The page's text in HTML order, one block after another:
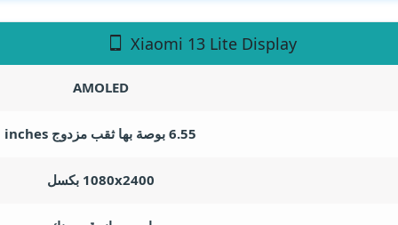
Xiaomi 13 Lite Display
AMOLED
6.55 بوصة بها ثقب مزدوج inches
1080x2400 بكسل